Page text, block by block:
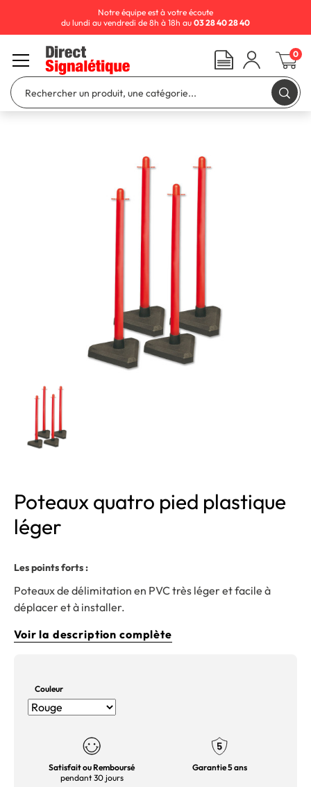
Poteaux quatro pied plastique
léger
Les points forts :
Poteaux de délimitation en PVC très léger et facile à
déplacer et à installer.
Voir la description complète
Couleur
Satisfait ou Remboursé
pendant 30 jours
Garantie 5 ans
Notre équipe est à votre écoute
du lundi au vendredi de 8h à 18h au 03 28 40 28 40
0